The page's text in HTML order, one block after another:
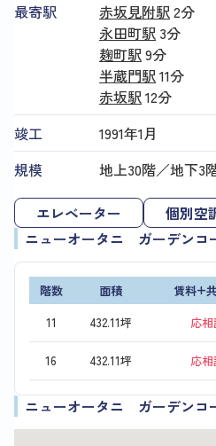
最寄駅
赤坂見附駅2分
永田町駅 3分
麹町駅9分
半蔵門駅11分
赤坂駅12分
竣工
1991年1月
規模
地上30階／地下3
エレベーター 個別空
ニューオータニ ガーデンコ
階数 面積 賃料+
11
432.11坪 応相
16 432.11坪 応相
ニューオータニ ガーデンコ